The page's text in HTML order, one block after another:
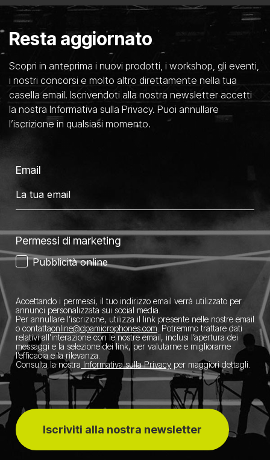
Resta aggiornato
Scopri in anteprima i nuovi prodotti, i workshop, gli eventi,
i nostri concorsi e molto altro direttamente nella tua
casella email. Iscrivendoti alla nostra newsletter accetti
la nostra Informativa sulla Privacy. Puoi annullare
l’iscrizione in qualsiasi momento.
Email
Permessi di marketing
Pubblicità online
Accettando i permessi, il tuo indirizzo email verrà utilizzato per
annunci personalizzata sui social media.
Per annullare l’iscrizione, utilizza il link presente nelle nostre email
o contatta​online@dpamicrophones.com . Potremmo trattare dati
relativi all’interazione con le nostre email, inclusi l’apertura dei
messaggi e la selezione dei link, per valutarne e migliorarne
l’efficacia e la rilevanza.
Consulta la nostra Informativa sulla Privacy per maggiori dettagli.
Iscriviti alla nostra newsletter